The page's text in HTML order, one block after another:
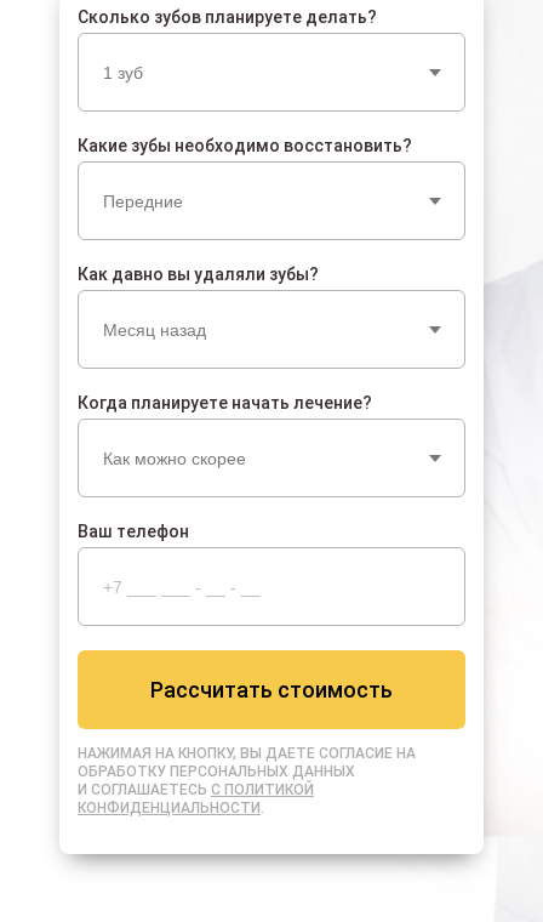
Сколько зубов планируете делать?
Какие зубы необходимо восстановить?
Как давно вы удаляли зубы?
Когда планируете начать лечение?
Ваш телефон
Рассчитать стоимость
НАЖИМАЯ НА КНОПКУ, ВЫ ДАЕТЕ СОГЛАСИЕ НА
ОБРАБОТКУ ПЕРСОНАЛЬНЫХ ДАННЫХ
И СОГЛАШАЕТЕСЬ C ПОЛИТИКОЙ
КОНФИДЕНЦИАЛЬНОСТИ .